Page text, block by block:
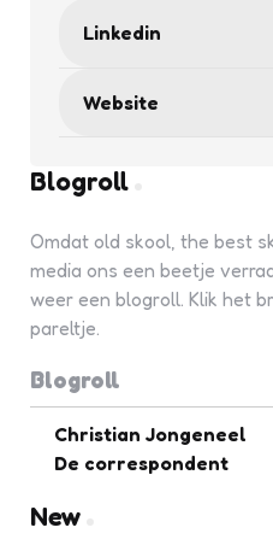
Linkedin
Website
Blogroll
Omdat old skool, the best
media ons een beetje
weer een blogroll. Klik het
pareltje.
Blogroll
Christian Jongeneel
De correspondent
New